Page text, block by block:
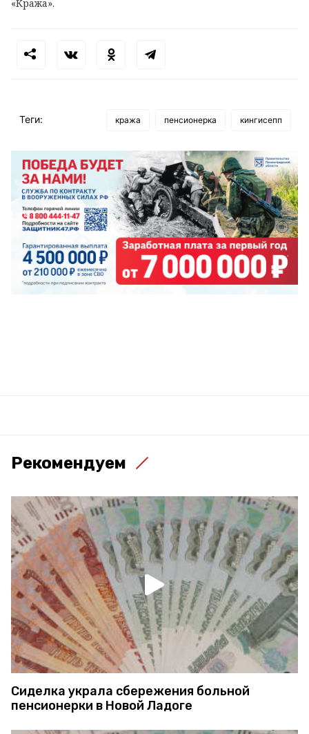
«Кража».
Теги: кража пенсионерка кингисепп
Рекомендуем
Сиделка украла сбережения больной
пенсионерки в Новой Ладоге